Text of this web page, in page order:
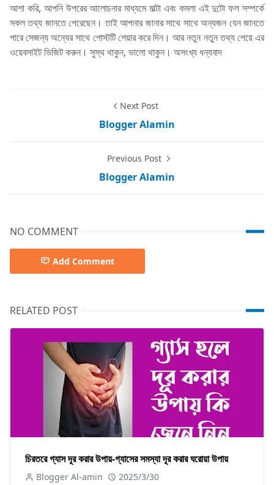
আশা করি, আপনি উপরের আলোচনার মাধ্যমে মাল্টা এবং কমলা এই দুটো ফল সম্পর্কে
সকল তথ্য জানতে পেরেছেন। তাই আপনার জানার সাথে সাথে অন্যজন যেন জানতে
পারে সেজন্য অন্যের সাথে পোস্টটি শেয়ার করে দিন। আর নতুন নতুন তথ্য পেয়ে এর
ওয়েবসাইট ভিজিট করুন। সুস্থ থাকুন, ভালো থাকুন। অসংখ্য ধন্যবাদ
Next Post
Blogger Alamin
Previous Post
Blogger Alamin
NO COMMENT
Add Comment
RELATED POST
চিরতরে গ্যাস দূর করার উপায়-গ্যাসের সমস্যা দূর করার ঘরোয়া উপায়
Blogger Al-amin 2025/3/30